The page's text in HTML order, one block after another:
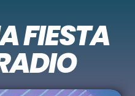
FIESTA